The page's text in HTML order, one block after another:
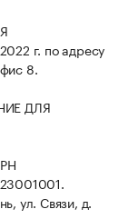
г. по адресу
8.
ДЛЯ
ул. Связи, д.